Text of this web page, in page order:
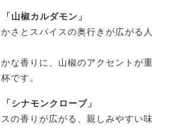
山椒カルダモン」
さとスパイスの奥行きが広がる人
な香りに、山椒のアクセントが重
です。
シナモンクローブ」
の香りが広がる、親しみやすい味